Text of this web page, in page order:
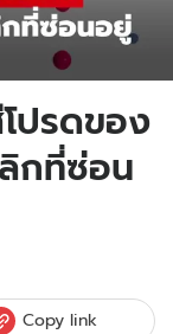
ปรดของ
กที่ซ่อน
Copy link